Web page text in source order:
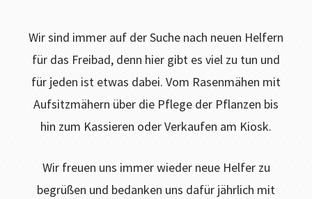
Wir sind immer auf der Suche nach neuen Helfern
für das Freibad, denn hier gibt es viel zu tun und
für jeden ist etwas dabei. Vom Rasenmähen mit
Aufsitzmähern über die Pflege der Pflanzen bis
hin zum Kassieren oder Verkaufen am Kiosk.
Wir freuen uns immer wieder neue Helfer zu
begrüßen und bedanken uns dafür jährlich mit